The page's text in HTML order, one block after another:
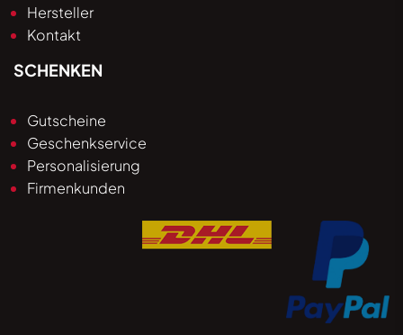
Hersteller
Kontakt
SCHENKEN
Gutscheine
Geschenkservice
Personalisierung
Firmenkunden